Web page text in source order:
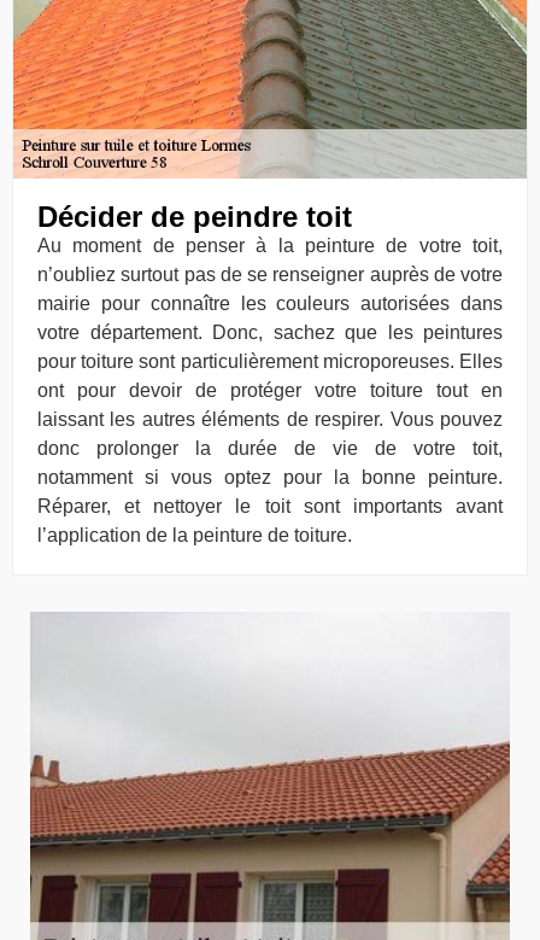
Décider de peindre toit
Au moment de penser à la peinture de votre toit,
n’oubliez surtout pas de se renseigner auprès de votre
mairie pour connaître les couleurs autorisées dans
votre département. Donc, sachez que les peintures
pour toiture sont particulièrement microporeuses. Elles
ont pour devoir de protéger votre toiture tout en
laissant les autres éléments de respirer. Vous pouvez
donc prolonger la durée de vie de votre toit,
notamment si vous optez pour la bonne peinture.
Réparer, et nettoyer le toit sont importants avant
l’application de la peinture de toiture.